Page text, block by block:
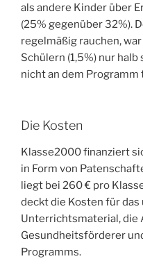
als andere Kinder über
(25% gegenüber 32%).
regelmäßig rauchen,
Schülern (1,5%) nur
nicht an dem
Die Kosten
Klasse2000 finanziert
in Form von
liegt bei 260 € pro
deckt die Kosten für
Unterrichtsmaterial, die
Gesundheitsförderer
Programms.